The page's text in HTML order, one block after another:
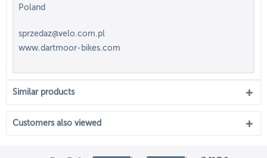
Poland
sprzedaz@velo.com.pl
www.dartmoor-bikes.com
Similar products
Customers also viewed